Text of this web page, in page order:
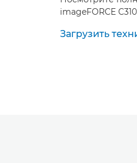
imageFORCE
Загрузить